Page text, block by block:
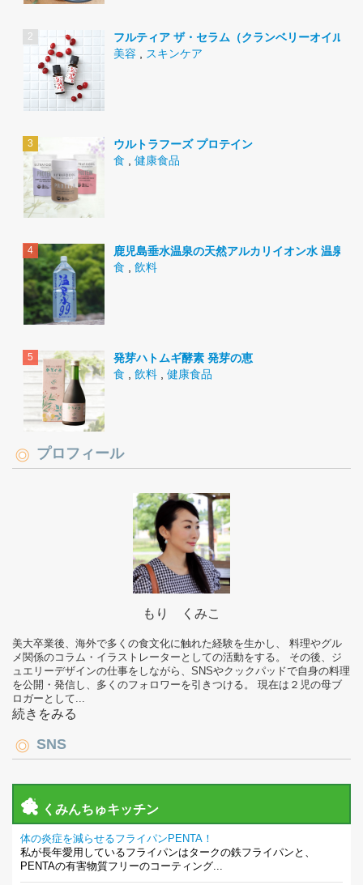
フルティア ザ・セラム（クランベリーオイル）
美容
スキンケア
ウルトラフーズ プロテイン
食
健康食品
鹿児島垂水温泉の天然アルカリイオン水 温泉水
食
飲料
発芽ハトムギ酵素 発芽の恵
食
飲料 健康食品
プロフィール
もり くみこ
美大卒業後、海外で多くの食文化に触れた経験を生かし、 料理やグル
メ関係のコラム・イラストレーターとしての活動をする。 その後、ジ
ュエリーデザインの仕事をしながら、SNSやクックパッドで自身の料理
を公開・発信し、多くのフォロワーを引きつける。 現在は２児の母ブ
ロガーとして...
続きをみる
SNS
くみんちゅキッチン
体の炎症を減らせるフライパンPENTA！
私が長年愛用しているフライパンはタークの鉄フライパンと、
PENTAの有害物質フリーのコーティング...